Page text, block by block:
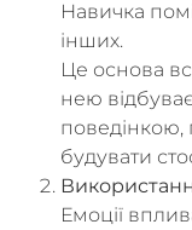
Навичка
інших.
Це основа
нею
будувати
Емоції